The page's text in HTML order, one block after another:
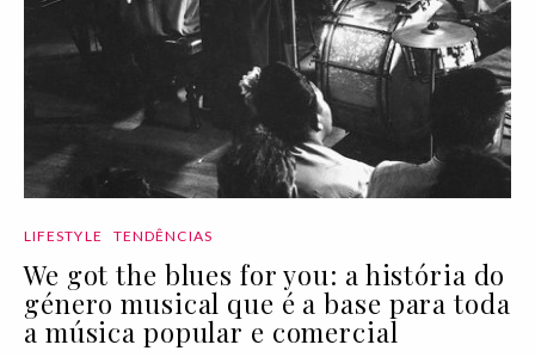
LIFESTYLE TENDÊNCIAS
We got the blues for you: a história do
género musical que é a base para toda
a música popular e comercial